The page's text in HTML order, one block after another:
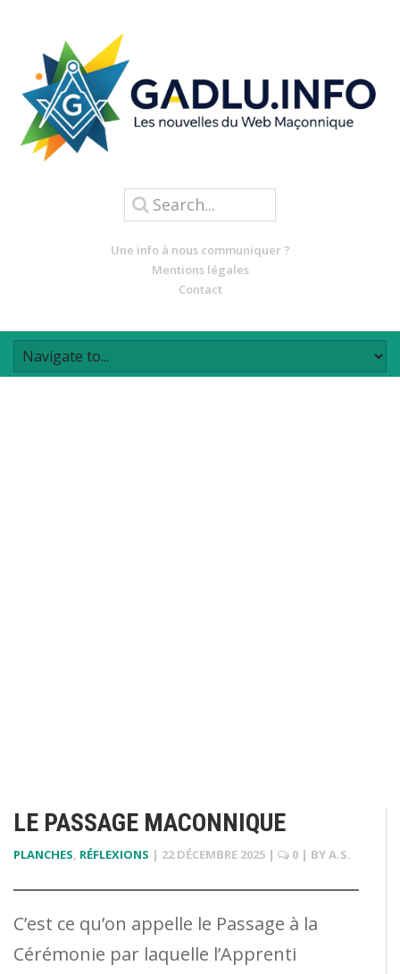
Une info à nous communiquer ?
Mentions légales
Contact
LE PASSAGE MACONNIQUE
PLANCHES, RÉFLEXIONS | 22 DÉCEMBRE 2025 | 0 | BYA.S.
C’est ce qu’on appelle le Passage à la
Cérémonie par laquelle l’Apprenti